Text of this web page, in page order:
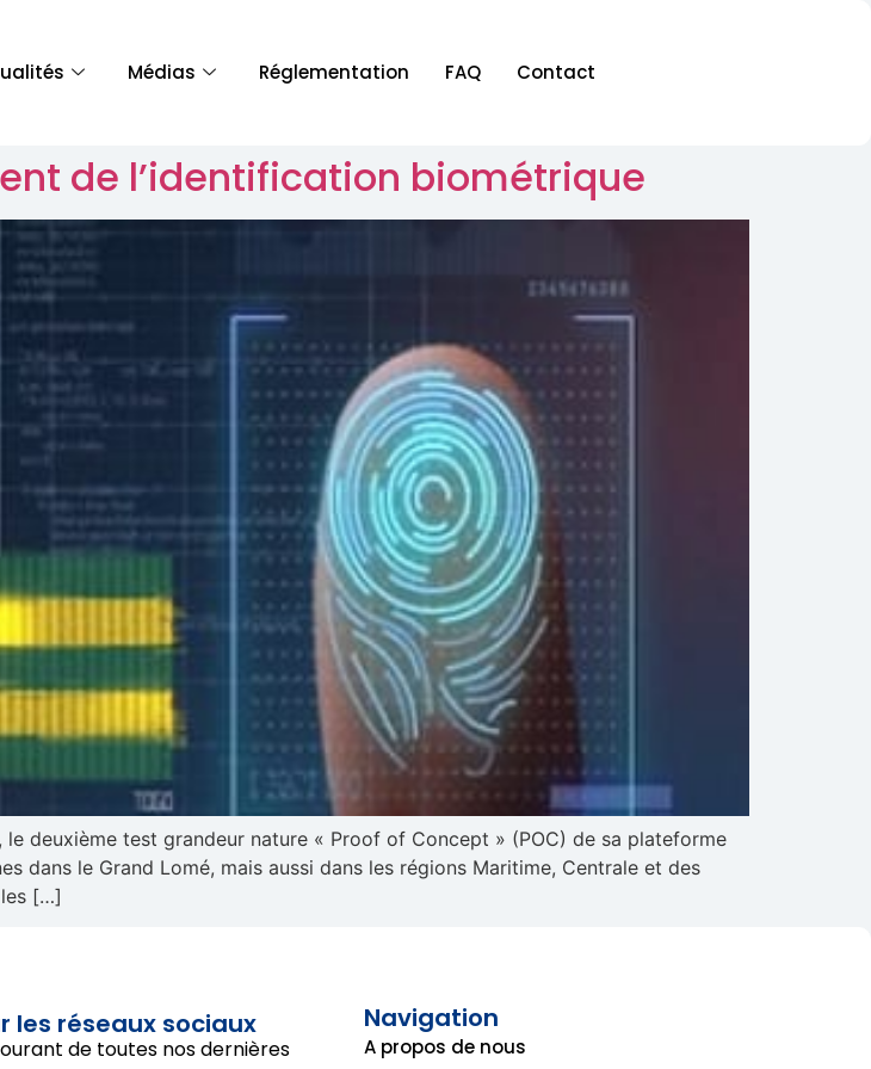
Médias Réglementation FAQ Contact
de l’identification biométrique
deuxième test grandeur nature « Proof of Concept » (POC) de sa plateforme
dans le Grand Lomé, mais aussi dans les régions Maritime, Centrale et des
les […]
les réseaux sociaux
de toutes nos dernières
Navigation
A propos de nous